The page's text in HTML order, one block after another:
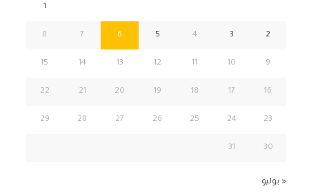
1
2
3
4
5
6
7
8
9
10
11
12
13
14
15
16
17
18
19
20
21
22
23
24
25
26
27
28
29
30
31
« يوليو